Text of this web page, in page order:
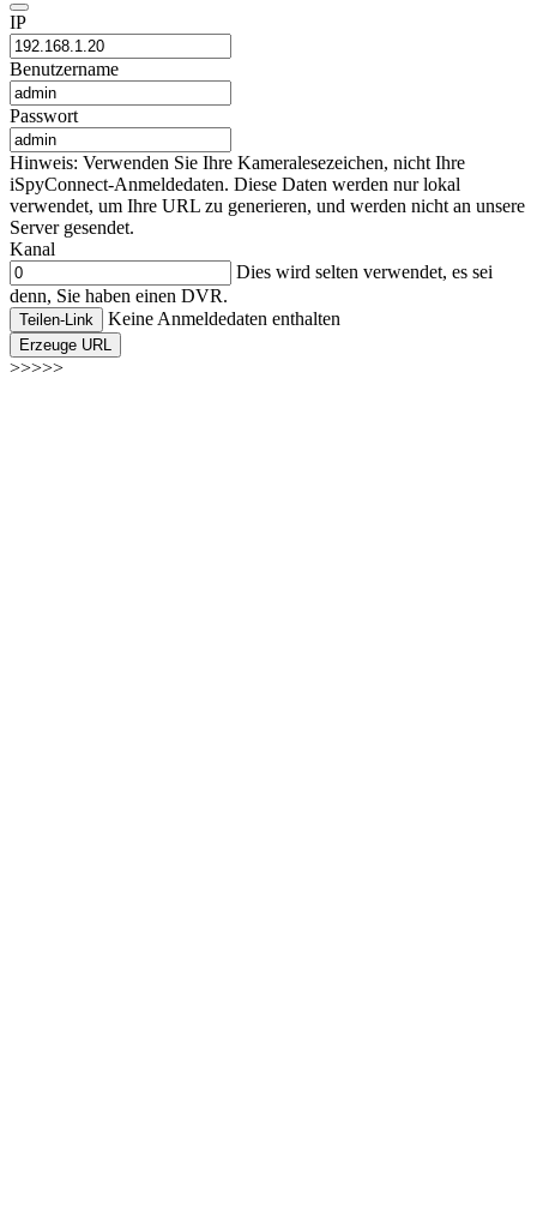
IP
Benutzername
Passwort
Hinweis: Verwenden Sie Ihre Kameralesezeichen, nicht Ihre
iSpyConnect-Anmeldedaten. Diese Daten werden nur lokal
verwendet, um Ihre URL zu generieren, und werden nicht an unsere
Server gesendet.
Kanal
Dies wird selten verwendet, es sei
denn, Sie haben einen DVR.
Teilen-Link Keine Anmeldedaten enthalten
Erzeuge URL
>>>>>